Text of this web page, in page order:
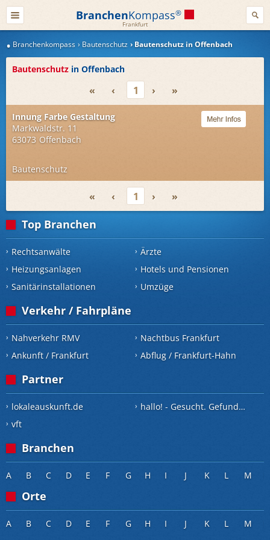
BranchenKompass®
Frankfurt
Branchenkompass Bautenschutz Bautenschutz in Offenbach
Bautenschutz in Offenbach
« ‹ 1 › »
Innung Farbe Gestaltung
Markwaldstr. 11
63073 Offenbach
Bautenschutz
« ‹ 1 › »
Top Branchen
Rechtsanwälte Ärzte
Heizungsanlagen
Hotels und Pensionen
Sanitärinstallationen
Umzüge
Verkehr / Fahrpläne
Nahverkehr RMV Nachtbus Frankfurt
Ankunft / Frankfurt
Abflug / Frankfurt-Hahn
Partner
lokaleauskunft.de hallo! - Gesucht. Gefunden.
vft
Branchen
A B C D E F G H I J K L M
Orte
A B C D E F G H I J K L M